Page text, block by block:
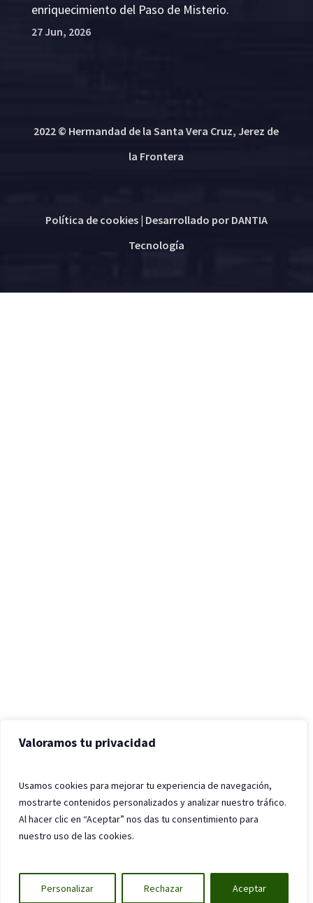
Valoramos tu privacidad
Usamos cookies para mejorar tu experiencia de navegación,
mostrarte contenidos personalizados y analizar nuestro tráfico.
Al hacer clic en “Aceptar” nos das tu consentimiento para
nuestro uso de las cookies.
Personalizar Rechazar Aceptar
enriquecimiento del Paso de Misterio.
27 Jun, 2026
2022 © Hermandad de la Santa Vera Cruz, Jerez de
la Frontera
Política de cookies| Desarrollado por DANTIA
Tecnología